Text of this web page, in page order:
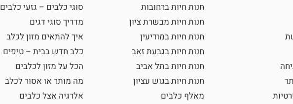
חנות חיות ברחובות
חנות חיות מבשרת ציון
חנות חיות במודיעין
חנות חיות בגבעת זאב
חנות חיות בתל אביב
חנות חיות בגוש עציון
מאלף כלבים
סוגי כלבים – גזעי כלבים
מדריך סוגי דגים
איך להתאים מזון לכלב
כלב חדש בבית – טיפים
הכל על מזון לכלבים
מה מותר או אסור לכלב
אלרגיה אצל כלבים